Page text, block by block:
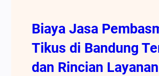
Biaya Jasa
Tikus di Bandung
dan Rincian Layanan